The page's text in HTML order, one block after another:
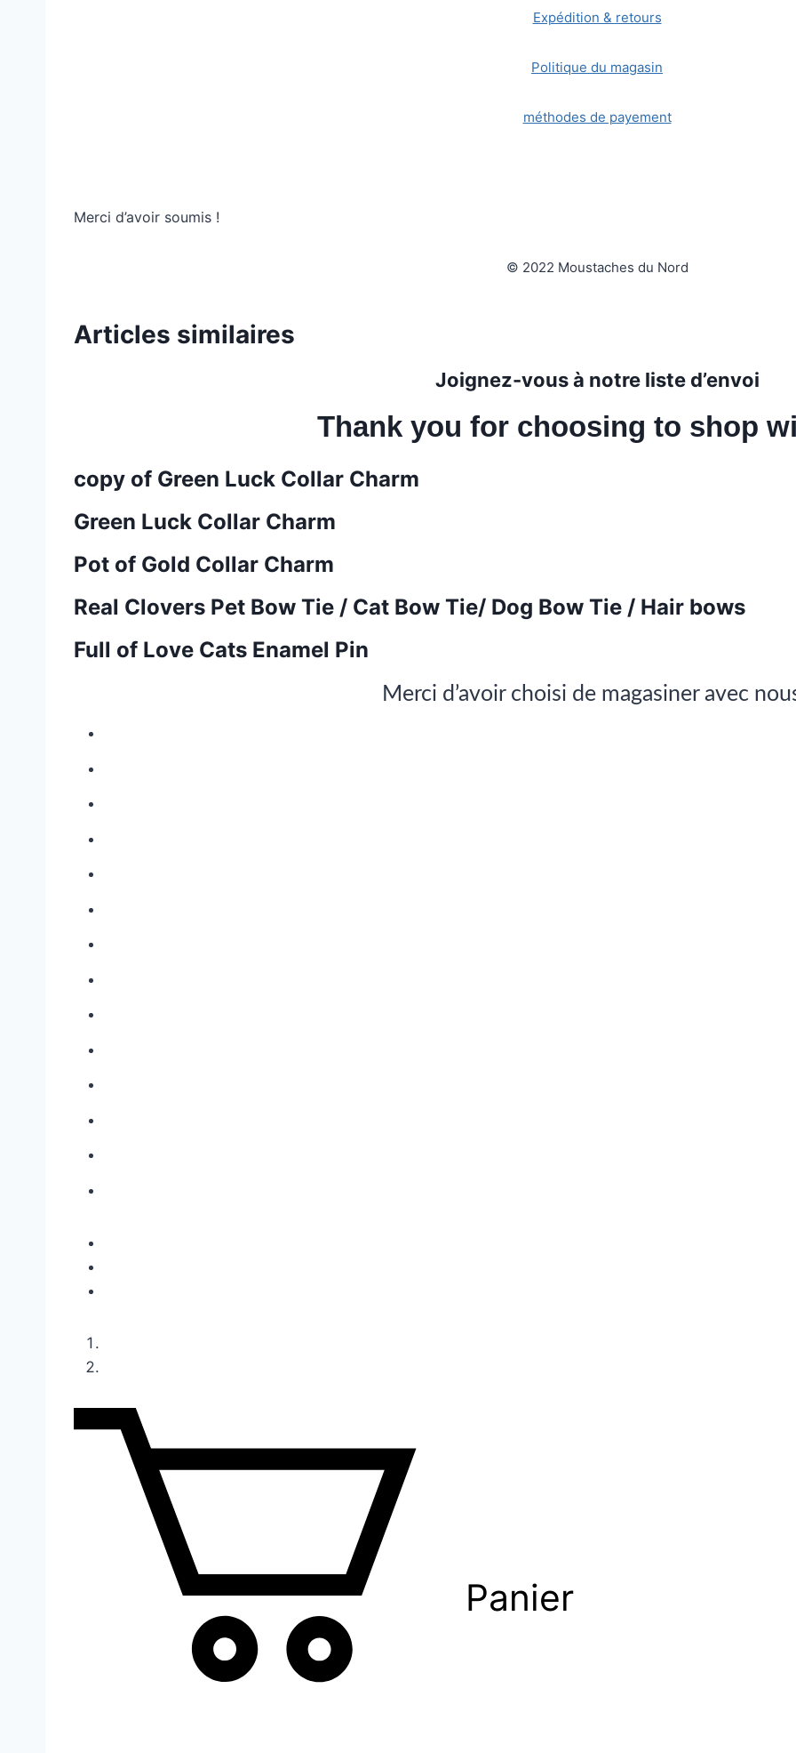
Expédition & retours
Politique du magasin
méthodes de payement
Merci d’avoir soumis !
© 2022 Moustaches du Nord
Articles similaires
Joignez-vous à notre liste d’envoi
Thank you for choosing to shop
copy of Green Luck Collar Charm
Green Luck Collar Charm
Pot of Gold Collar Charm
Real Clovers Pet Bow Tie / Cat Bow Tie/ Dog Bow Tie / Hair bows
Full of Love Cats Enamel Pin
Merci d’avoir choisi de magasiner avec
Panier